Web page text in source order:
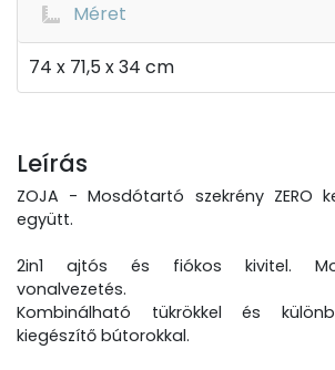
Méret
74 x 71,5 x 34 cm
Leírás
ZOJA - Mosdótartó szekrény ZERO
együtt.
2in1 ajtós és fiókos kivitel.
vonalvezetés.
Kombinálható tükrökkel és
kiegészítő bútorokkal.